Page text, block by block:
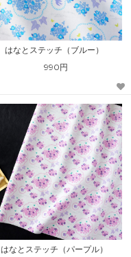
はなとステッチ（ブルー）
990円
はなとステッチ（パープル）